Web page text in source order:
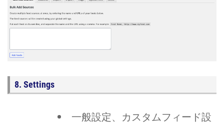
8. Settings
一般設定、カスタムフィード設